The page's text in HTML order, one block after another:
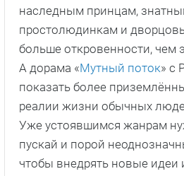
наследным принцам,
простолюдинкам и
больше откровенности, чем
А дорама «Мутный поток» с
показать более
реалии жизни обычных
Уже устоявшимся жанрам
пускай и порой
чтобы внедрять новые идеи